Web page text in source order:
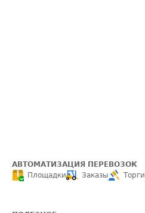
АВТОМАТИЗАЦИЯ ПЕРЕВОЗОК
Площадки
Заказы Торги